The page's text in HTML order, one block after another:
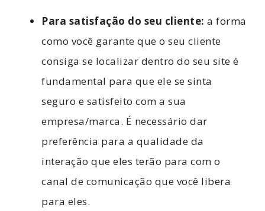
Para satisfação do seu cliente: a forma
como você garante que o seu cliente
consiga se localizar dentro do seu site é
fundamental para que ele se sinta
seguro e satisfeito com a sua
empresa/marca. É necessário dar
preferência para a qualidade da
interação que eles terão para com o
canal de comunicação que você libera
para eles.